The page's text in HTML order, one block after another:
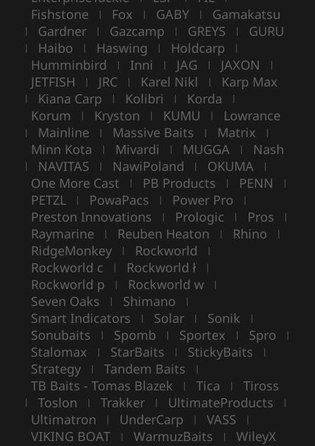
Fishstone | Fox | GABY | Gamakatsu
| Gardner | Gazcamp | GREYS | GURU
| Haibo | Haswing | Holdcarp |
Humminbird | Inni | JAG | JAXON |
JETFISH | JRC | Karel Nikl | Karp Max
| Kiana Carp | Kolibri | Korda |
Korum | Kryston | KUMU | Lowrance
| Mainline | Massive Baits | Matrix |
Minn Kota | Mivardi | MUGGA | Nash
| NAVITAS | NawiPoland | OKUMA |
One More Cast | PB Products | PENN |
PETZL | PowaPacs | Power Pro |
Preston Innovations | Prologic | Pros |
Raymarine | Reuben Heaton | Rhino |
RidgeMonkey | Rockworld |
Rockworld c | Rockworld ł |
Rockworld p | Rockworld w |
Seven Oaks | Shimano |
Smart Indicators | Solar | Sonik |
Sonubaits | Spomb | Sportex | Spro |
Stalomax | StarBaits | StickyBaits |
Strategy | Tandem Baits |
TB Baits - Tomas Blazek | Tica | Tiross
| Toslon | Trakker | UltimateProducts |
Ultimatron | UnderCarp | VASS |
VIKING BOAT | WarmuzBaits | WileyX